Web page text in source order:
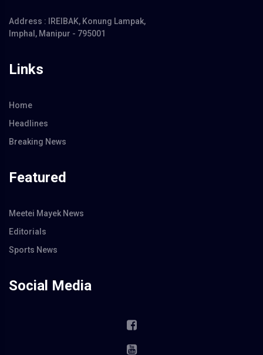
Address : IREIBAK, Konung Lampak,
Imphal, Manipur - 795001
Links
Home
Headlines
Breaking News
Featured
Meetei Mayek News
Editorials
Sports News
Social Media